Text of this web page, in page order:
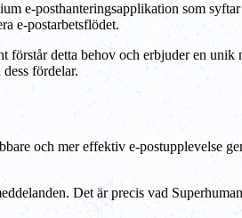
e-posthanteringsapplikation som
e-postarbetsflödet.
förstår detta behov och erbjuder en unik
fördelar.
och mer effektiv e-postupplevelse
Det är precis vad